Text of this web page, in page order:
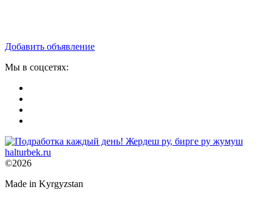
Добавить объявление
Мы в соцсетях:
©2026
Made in Kyrgyzstan